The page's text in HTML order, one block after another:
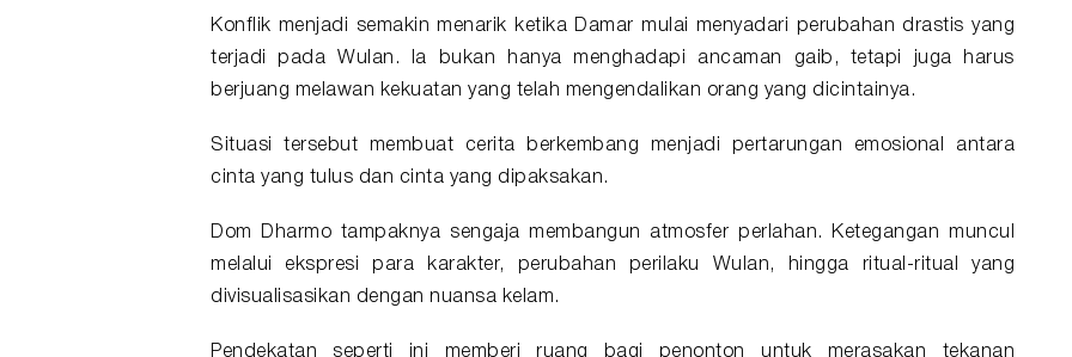
Konflik menjadi semakin menarik ketika Damar mulai menyadari perubahan drastis yang
terjadi pada Wulan. Ia bukan hanya menghadapi ancaman gaib, tetapi juga harus
berjuang melawan kekuatan yang telah mengendalikan orang yang dicintainya.
Situasi tersebut membuat cerita berkembang menjadi pertarungan emosional antara
cinta yang tulus dan cinta yang dipaksakan.
Dom Dharmo tampaknya sengaja membangun atmosfer perlahan. Ketegangan muncul
melalui ekspresi para karakter, perubahan perilaku Wulan, hingga ritual-ritual yang
divisualisasikan dengan nuansa kelam.
Pendekatan seperti ini memberi ruang bagi penonton untuk merasakan tekanan